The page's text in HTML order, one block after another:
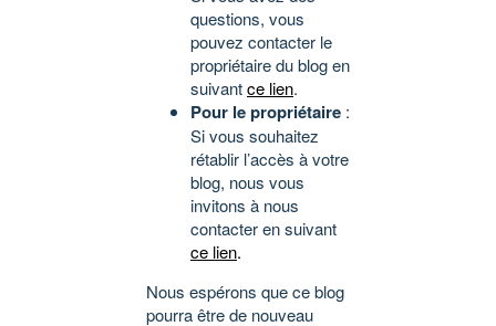
questions, vous
pouvez contacter le
propriétaire du blog en
suivantce lien.
Pour le propriétaire :
Si vous souhaitez
rétablir l’accès à votre
blog, nous vous
invitons à nous
contacter en suivant
ce lien.
Nous espérons que ce blog
pourra être de nouveau